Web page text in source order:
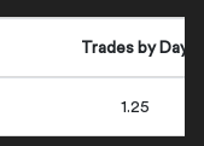
Trades by Day
1.25